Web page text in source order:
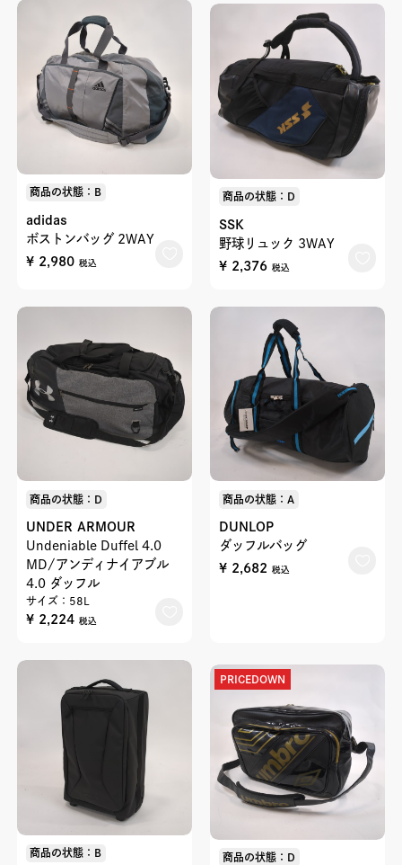
商品の状態：B
adidas
ボストンバッグ 2WAY
¥ 2,980 税込
商品の状態：D
SSK
野球リュック 3WAY
¥ 2,376 税込
商品の状態：D
UNDER ARMOUR
Undeniable Duffel 4.0
MD/アンディナイアブル
4.0 ダッフル
サイズ：58L
¥ 2,224 税込
商品の状態：A
DUNLOP
ダッフルバッグ
¥ 2,682
税込
商品の状態：B
PRICEDOWN
商品の状態：D